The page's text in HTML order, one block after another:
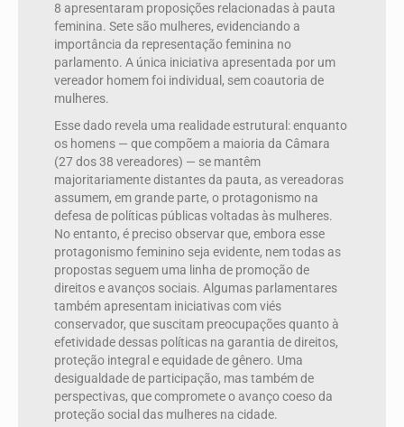
8 apresentaram proposições relacionadas à pauta
feminina. Sete são mulheres, evidenciando a
importância da representação feminina no
parlamento. A única iniciativa apresentada por um
vereador homem foi individual, sem coautoria de
mulheres.
Esse dado revela uma realidade estrutural: enquanto
os homens — que compõem a maioria da Câmara
(27 dos 38 vereadores) — se mantêm
majoritariamente distantes da pauta, as vereadoras
assumem, em grande parte, o protagonismo na
defesa de políticas públicas voltadas às mulheres.
No entanto, é preciso observar que, embora esse
protagonismo feminino seja evidente, nem todas as
propostas seguem uma linha de promoção de
direitos e avanços sociais. Algumas parlamentares
também apresentam iniciativas com viés
conservador, que suscitam preocupações quanto à
efetividade dessas políticas na garantia de direitos,
proteção integral e equidade de gênero. Uma
desigualdade de participação, mas também de
perspectivas, que compromete o avanço coeso da
proteção social das mulheres na cidade.